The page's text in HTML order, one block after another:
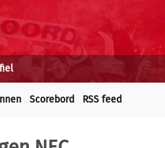
Scorebord RSS feed